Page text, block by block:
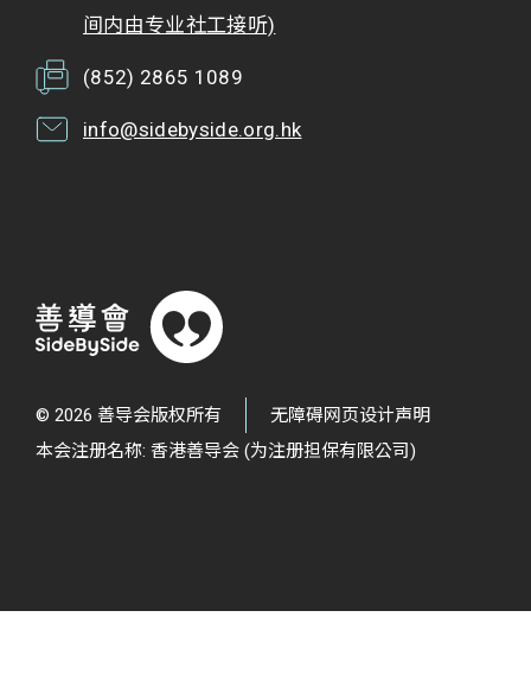
间内由专业社工接听)
(852) 2865 1089
info@sidebyside.org.hk
© 2026 善导会版权所有
无障碍网页设计声明
本会注册名称: 香港善导会 (为注册担保有限公司)